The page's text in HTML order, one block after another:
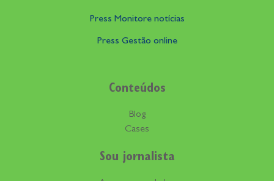
Press Monitore notícias
Press Gestão online
Conteúdos
Blog
Cases
Sou jornalista